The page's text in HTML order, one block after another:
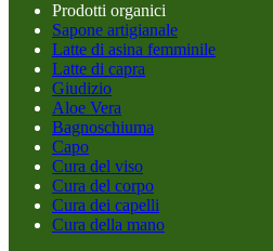
Prodotti organici
Sapone artigianale
Latte di asina femminile
Latte di capra
Giudizio
Aloe Vera
Bagnoschiuma
Capo
Cura del viso
Cura del corpo
Cura dei capelli
Cura della mano